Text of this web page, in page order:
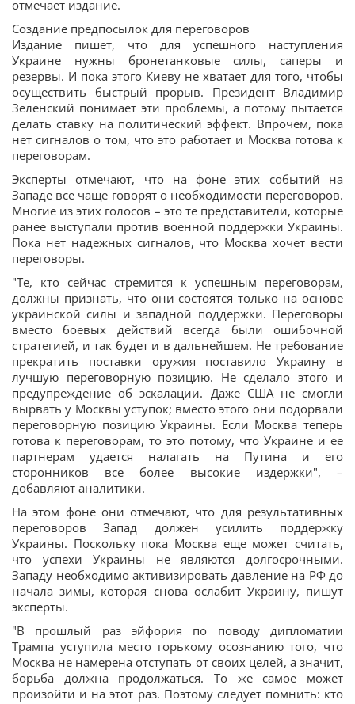
отмечает издание.
Создание предпосылок для переговоров
Издание пишет, что для успешного наступления
Украине нужны бронетанковые силы, саперы и
резервы. И пока этого Киеву не хватает для того, чтобы
осуществить быстрый прорыв. Президент Владимир
Зеленский понимает эти проблемы, а потому пытается
делать ставку на политический эффект. Впрочем, пока
нет сигналов о том, что это работает и Москва готова к
переговорам.
Эксперты отмечают, что на фоне этих событий на
Западе все чаще говорят о необходимости переговоров.
Многие из этих голосов – это те представители, которые
ранее выступали против военной поддержки Украины.
Пока нет надежных сигналов, что Москва хочет вести
переговоры.
"Те, кто сейчас стремится к успешным переговорам,
должны признать, что они состоятся только на основе
украинской силы и западной поддержки. Переговоры
вместо боевых действий всегда были ошибочной
стратегией, и так будет и в дальнейшем. Не требование
прекратить поставки оружия поставило Украину в
лучшую переговорную позицию. Не сделало этого и
предупреждение об эскалации. Даже США не смогли
вырвать у Москвы уступок; вместо этого они подорвали
переговорную позицию Украины. Если Москва теперь
готова к переговорам, то это потому, что Украине и ее
партнерам удается налагать на Путина и его
сторонников все более высокие издержки", –
добавляют аналитики.
На этом фоне они отмечают, что для результативных
переговоров Запад должен усилить поддержку
Украины. Поскольку пока Москва еще может считать,
что успехи Украины не являются долгосрочными.
Западу необходимо активизировать давление на РФ до
начала зимы, которая снова ослабит Украину, пишут
эксперты.
"В прошлый раз эйфория по поводу дипломатии
Трампа уступила место горькому осознанию того, что
Москва не намерена отступать от своих целей, а значит,
борьба должна продолжаться. То же самое может
произойти и на этот раз. Поэтому следует помнить: кто